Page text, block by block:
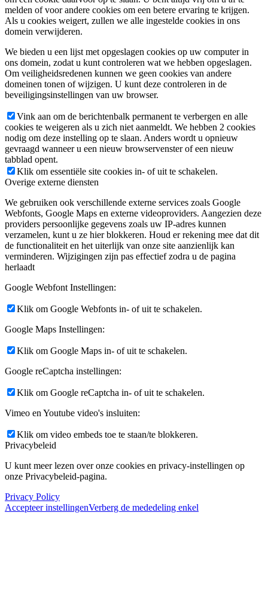
melden of voor andere cookies om een betere ervaring te krijgen.
Als u cookies weigert, zullen we alle ingestelde cookies in ons
domein verwijderen.
We bieden u een lijst met opgeslagen cookies op uw computer in
ons domein, zodat u kunt controleren wat we hebben opgeslagen.
Om veiligheidsredenen kunnen we geen cookies van andere
domeinen tonen of wijzigen. U kunt deze controleren in de
beveiligingsinstellingen van uw browser.
Vink aan om de berichtenbalk permanent te verbergen en alle
cookies te weigeren als u zich niet aanmeldt. We hebben 2 cookies
nodig om deze instelling op te slaan. Anders wordt u opnieuw
gevraagd wanneer u een nieuw browservenster of een nieuw
tabblad opent.
Klik om essentiële site cookies in- of uit te schakelen.
Overige externe diensten
We gebruiken ook verschillende externe services zoals Google
Webfonts, Google Maps en externe videoproviders. Aangezien deze
providers persoonlijke gegevens zoals uw IP-adres kunnen
verzamelen, kunt u ze hier blokkeren. Houd er rekening mee dat dit
de functionaliteit en het uiterlijk van onze site aanzienlijk kan
verminderen. Wijzigingen zijn pas effectief zodra u de pagina
herlaadt
Google Webfont Instellingen:
Klik om Google Webfonts in- of uit te schakelen.
Google Maps Instellingen:
Klik om Google Maps in- of uit te schakelen.
Google reCaptcha instellingen:
Klik om Google reCaptcha in- of uit te schakelen.
Vimeo en Youtube video's insluiten:
Klik om video embeds toe te staan/te blokkeren.
Privacybeleid
U kunt meer lezen over onze cookies en privacy-instellingen op
onze Privacybeleid-pagina.
Privacy Policy
Accepteer instellingenVerberg de mededeling enkel